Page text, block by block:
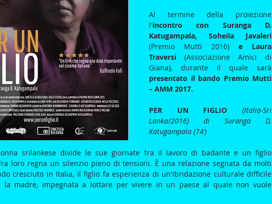
Al termine della proiezione
l'incontro con Suranga D.
Katugampala, Soheila Javaleri
(Premio Mutti 2016) e Laura
Traversi (Associazione Amici di
presentato il bando Premio Mutti
– AMM 2017.
PER UN FIGLIO
(Italia-Sri
Lanka/2016) di Suranga D.
Katugampala (74’)
srilankese divide le sue giornate tra il lavoro di badante e un figlio
loro regna un silenzio pieno di tensioni. È una relazione segnata da molti
cresciuto in Italia, il figlio fa esperienza di un'ibridazione culturale difficile
la madre, impegnata a lottare per vivere in un paese al quale non vuole